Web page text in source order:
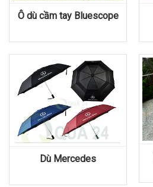
Ô dù cầm tay Bluescope
Dù Mercedes